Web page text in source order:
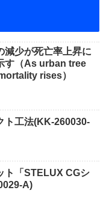
減少が死亡率上昇に
す（As urban tree
rises）
ト⼯法(KK-260030-
ト「STELUX CGシ
A)